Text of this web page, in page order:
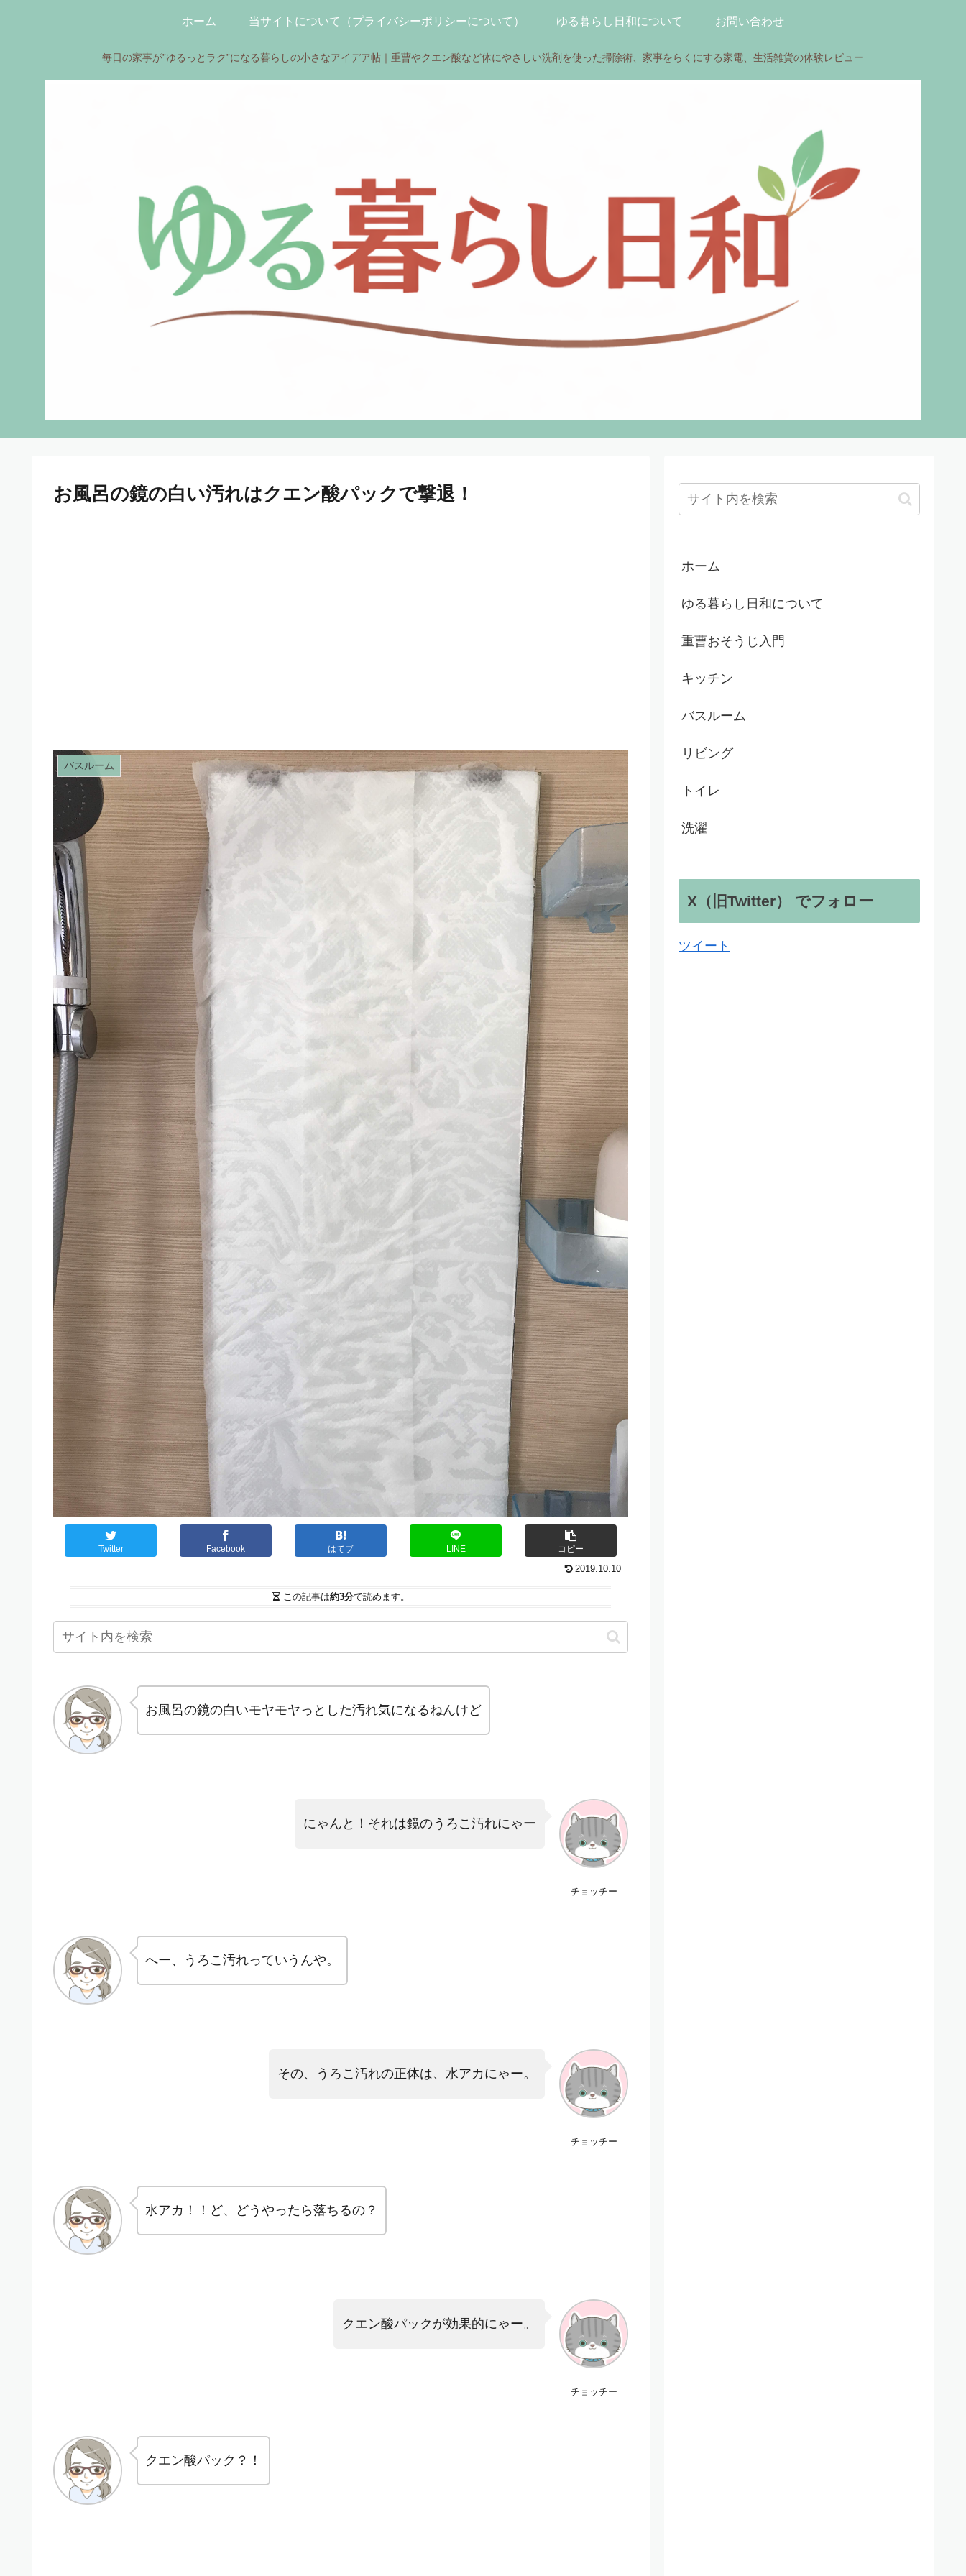
毎日の家事が”ゆるっとラク”になる暮らしの小さなアイデア帖｜重曹やクエン酸など体にやさしい洗剤を使った掃除術、家事をらくにする家電、生活雑貨の体験レビュー
ホーム 当サイトについて（プライバシーポリシーについて） ゆる暮らし日和について お問い合わせ
お風呂の鏡の白い汚れはクエン酸パックで撃退！
バスルーム
Twitter Facebook はてブ LINE コピー
2019.10.10
この記事は約3分で読めます。
お風呂の鏡の白いモヤモヤっとした汚れ気になるねんけど
チョッチー
にゃんと！それは鏡のうろこ汚れにゃー
へー、うろこ汚れっていうんや。
チョッチー
その、うろこ汚れの正体は、水アカにゃー。
水アカ！！ど、どうやったら落ちるの？
チョッチー
クエン酸パックが効果的にゃー。
クエン酸パック？！
ホーム
ゆる暮らし日和について
重曹おそうじ入門
キッチン
バスルーム
リビング
トイレ
洗濯
X（旧Twitter） でフォロー
ツイート